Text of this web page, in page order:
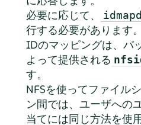
必要に応じて、
idmapd
行する必要があります
IDのマッピングは、パ
よって提供される
す。
NFSを使ってファイル
ン間では、ユーザへの
当てには同じ方法を使